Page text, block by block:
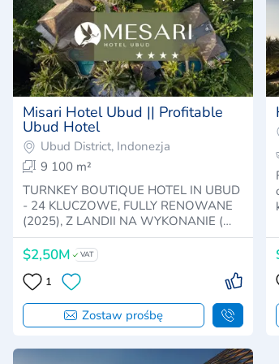
Misari Hotel Ubud || Profitable
Ubud Hotel
Ubud District, Indonezja
9 100 m²
TURNKEY BOUTIQUE HOTEL IN UBUD
- 24 KLUCZOWE, FULLY RENOWANE
(2025), Z LANDII NA WYKONANIE (…
$2,50M VAT
1
Zostaw prośbę